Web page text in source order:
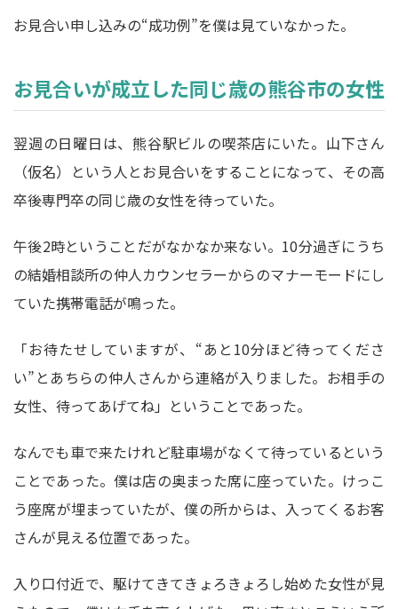
お見合い申し込みの“成功例”を僕は見ていなかった。
お見合いが成立した同じ歳の熊谷市の女性
翌週の日曜日は、熊谷駅ビルの喫茶店にいた。山下さん
（仮名）という人とお見合いをすることになって、その高
卒後専門卒の同じ歳の女性を待っていた。
午後2時ということだがなかなか来ない。10分過ぎにうち
の結婚相談所の仲人カウンセラーからのマナーモードにし
ていた携帯電話が鳴った。
「お待たせしていますが、“あと10分ほど待ってくださ
い”とあちらの仲人さんから連絡が入りました。お相手の
女性、待ってあげてね」ということであった。
なんでも車で来たけれど駐車場がなくて待っているという
ことであった。僕は店の奥まった席に座っていた。けっこ
う座席が埋まっていたが、僕の所からは、入ってくるお客
さんが見える位置であった。
入り口付近で、駆けてきてきょろきょろし始めた女性が見